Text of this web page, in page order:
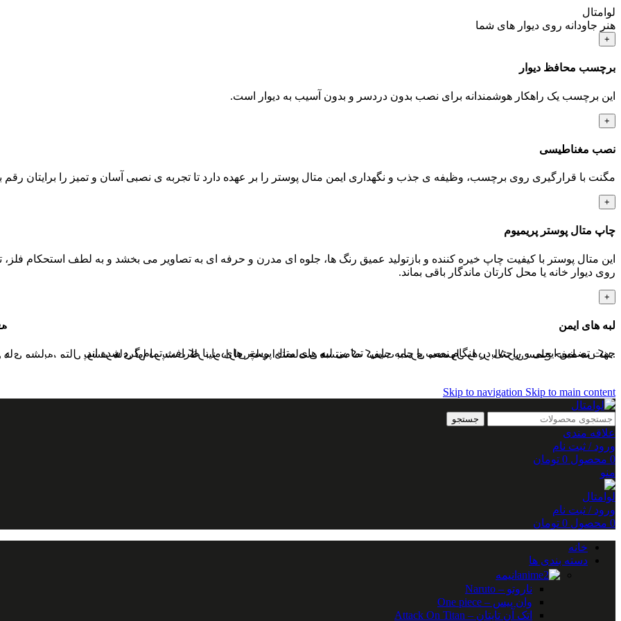
لوامتال
هنر جاودانه روی دیوار های شما
+
برچسب محافظ دیوار
این برچسب یک راهکار هوشمندانه برای نصب بدون دردسر و بدون آسیب به دیوار است.
+
نصب مغناطیسی
مگنت با قرارگیری روی برچسب، وظیفه ی جذب و نگهداری ایمن متال پوستر را بر عهده دارد تا تجربه ی نصبی آسان و تمیز را برایتان رقم
+
چاپ متال پوستر پریمیوم
این متال پوستر با کیفیت چاپ خیره کننده و بازتولید عمیق رنگ ها، جلوه ای مدرن و حرفه ای به تصاویر می بخشد و به لطف استحکام
روی دیوار خانه یا محل کارتان ماندگار باقی بماند.
برخلاف مدل های مشابه، متال پوستر های لوا در پشت کار نیز دارای چاپ اختصاصی هستند که کیفیت بصری محصول را در بالاترین
+
لبه های ایمن
جهت تضمین ایمنی و راحتی در هنگام نصب یا جابه جایی، تمامی لبه های متال پوستر های ما با ظرافت تمام گرد شده اند.
Skip to navigation Skip to main content
جستجو
علاقه مندی
ورود / ثبت نام
0 محصول 0 تومان
منو
ورود / ثبت نام
0 محصول 0 تومان
خانه
دسته بندی ها
انیمه
ناروتو – Naruto
وان پیس – One piece
اتک آن تایتان – Attack On Titan